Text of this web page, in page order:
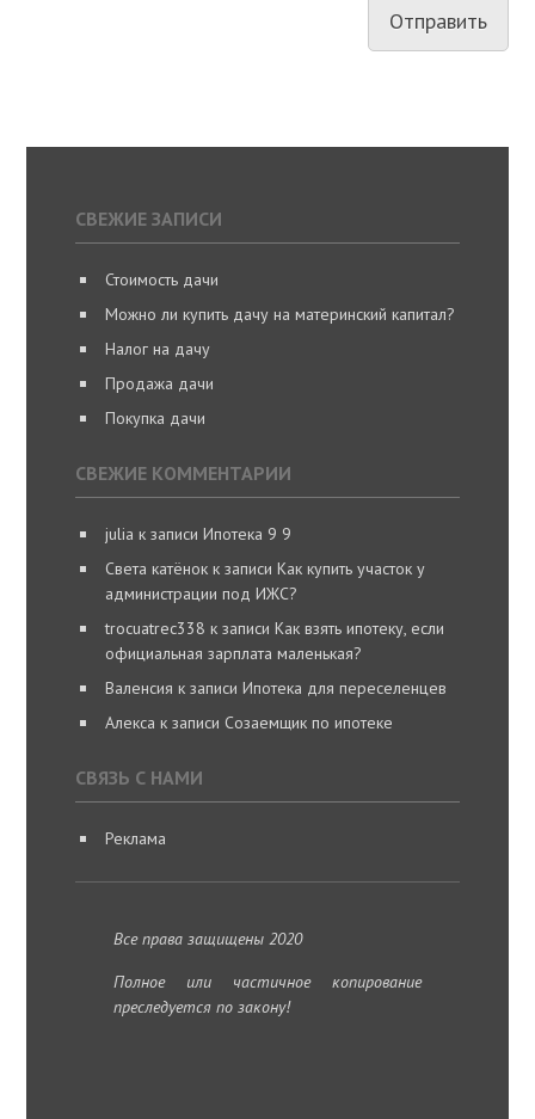
СВЕЖИЕ ЗАПИСИ
Стоимость дачи
Можно ли купить дачу на материнский капитал?
Налог на дачу
Продажа дачи
Покупка дачи
СВЕЖИЕ КОММЕНТАРИИ
julia к записи Ипотека 9 9
Света катёнокк записи Как купить участок у
администрации под ИЖС?
trocuatrec338 к записи Как взять ипотеку, если
официальная зарплата маленькая?
Валенсия к записи Ипотека для переселенцев
Алекса к записи Созаемщик по ипотеке
СВЯЗЬ С НАМИ
Реклама
Все права защищены 2020
Полное или частичное копирование
преследуется по закону!